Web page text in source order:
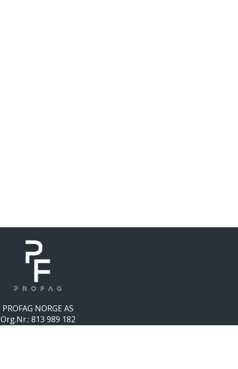
PROFAG NORGE AS
Org.Nr.: 813 989 182